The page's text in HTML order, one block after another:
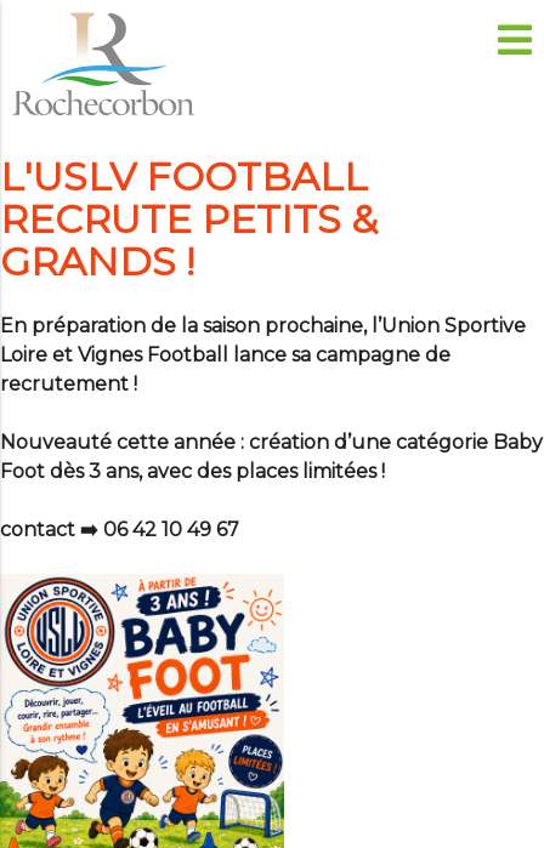
L'USLV FOOTBALL
RECRUTE PETITS &
GRANDS !
En préparation de la saison prochaine, l’Union Sportive
Loire et Vignes Football
lance sa campagne de
recrutement !
Nouveauté cette année : création d’une catégorie Baby
Foot dès 3 ans, avec des places limitées !
contact ➡️ 06 42 10 49 67